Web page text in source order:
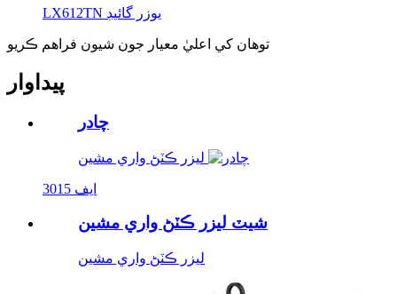
LX612TN يوزر گائيڊ
توهان کي اعليٰ معيار جون شيون فراهم ڪريو
پيداوار
چادر
ليزر ڪٽڻ واري مشين
3015 ايف
شيٽ ليزر ڪٽڻ واري مشين
ليزر ڪٽڻ واري مشين